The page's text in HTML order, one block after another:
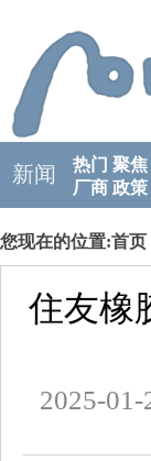
新闻 热门 聚焦
厂商 政策
您现在的位置:首页
住友橡
2025-